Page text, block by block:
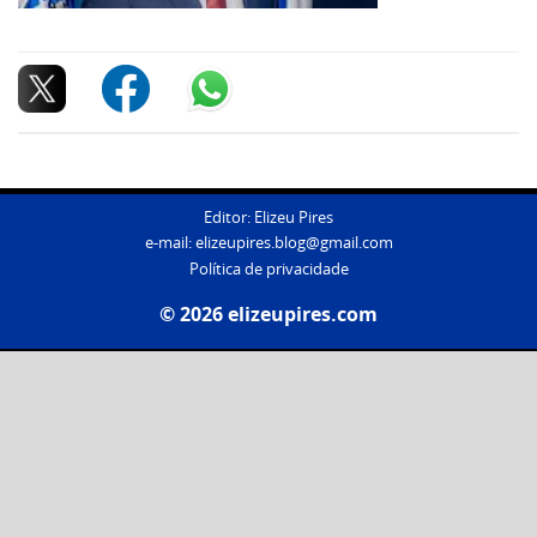
Editor: Elizeu Pires
e-mail:elizeupires.blog@gmail.com
Política de privacidade
© 2026 elizeupires.com